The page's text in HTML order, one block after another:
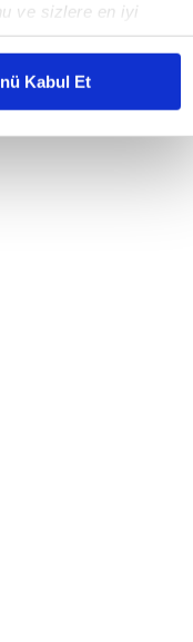
ve sizlere en iyi
karşılamak
Kabul Et